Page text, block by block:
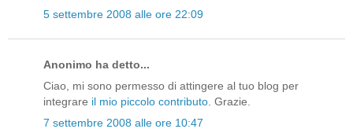
5 settembre 2008 alle ore 22:09
Anonimo ha detto...
Ciao, mi sono permesso di attingere al tuo blog per
integrare il mio piccolo contributo . Grazie.
7 settembre 2008 alle ore 10:47